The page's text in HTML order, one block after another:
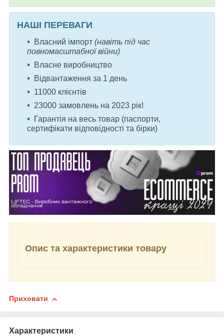
НАШІ ПЕРЕВАГИ
Власний імпорт (навіть під час
повномасштабної війни)
Власне виробництво
Відвантаження за 1 день
11000 клієнтів
23000 замовлень на 2023 рік!
Гарантія на весь товар (паспорти,
сертифікати відповідності та бірки)
Опис та характеристики товару
Приховати
Характеристики